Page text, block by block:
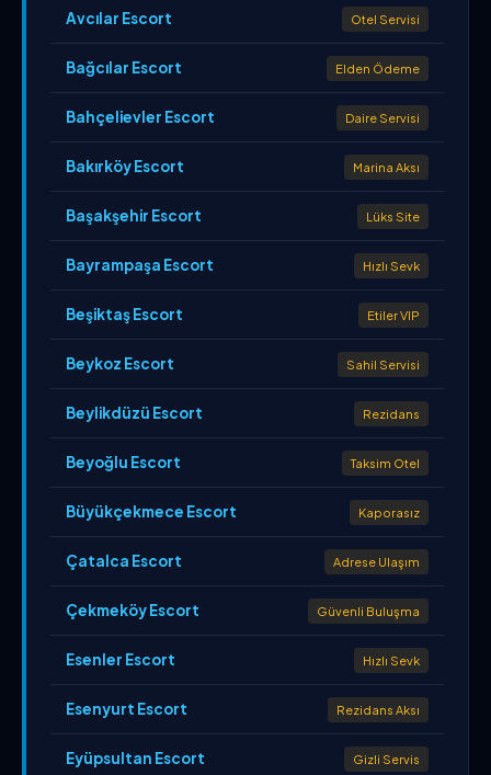
Avcılar Escort Otel Servisi
Bağcılar Escort Elden Ödeme
Bahçelievler Escort Daire Servisi
Bakırköy Escort Marina Aksı
Başakşehir Escort Lüks Site
Bayrampaşa Escort Hızlı Sevk
Beşiktaş Escort Etiler VIP
Beykoz Escort Sahil Servisi
Beylikdüzü Escort Rezidans
Beyoğlu Escort Taksim Otel
Büyükçekmece Escort Kaporasız
Çatalca Escort Adrese Ulaşım
Çekmeköy Escort Güvenli Buluşma
Esenler Escort Hızlı Sevk
Esenyurt Escort Rezidans Aksı
Eyüpsultan Escort Gizli Servis